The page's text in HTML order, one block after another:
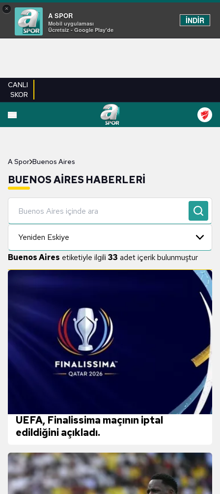
×
A SPOR
Mobil uygulaması
Ücretsiz - Google Play'de
İNDİR
CANLI
SKOR
A Spor Buenos Aires
BUENOS AIRES HABERLERI
Yeniden Eskiye
Buenos Aires etiketiyle ilgili 33 adet içerik bulunmuştur
UEFA, Finalissima maçının iptal
edildiğini açıkladı.